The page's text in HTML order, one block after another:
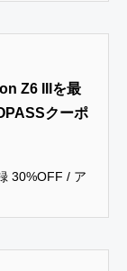
Z6 IIIを最
クーポ
30%OFF / ア